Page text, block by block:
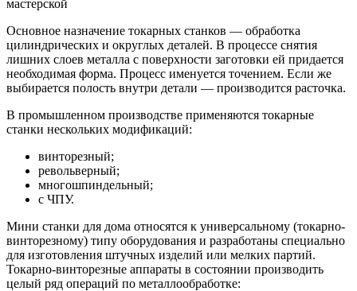
мастерской
Основное назначение токарных станков — обработка
цилиндрических и округлых деталей. В процессе снятия
лишних слоев металла с поверхности заготовки ей придается
необходимая форма. Процесс именуется точением. Если же
выбирается полость внутри детали — производится расточка.
В промышленном производстве применяются токарные
станки нескольких модификаций:
винторезный;
револьверный;
многошпиндельный;
с ЧПУ.
Мини станки для дома относятся к универсальному (токарно-
винторезному) типу оборудования и разработаны специально
для изготовления штучных изделий или мелких партий.
Токарно-винторезные аппараты в состоянии производить
целый ряд операций по металлообработке: